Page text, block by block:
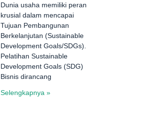
Dunia usaha memiliki peran
krusial dalam mencapai
Tujuan Pembangunan
Berkelanjutan (Sustainable
Development Goals/SDGs).
Pelatihan Sustainable
Development Goals (SDG)
Bisnis dirancang
Selengkapnya »